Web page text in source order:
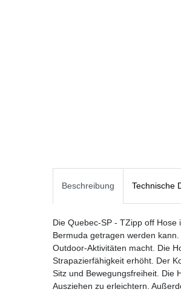
Beschreibung Technische
Die Quebec-SP - TZipp off
Bermuda getragen werden
Outdoor-Aktivitäten macht. Die
Strapazierfähigkeit erhöht. Der
Sitz und Bewegungsfreiheit. Die
Ausziehen zu erleichtern.